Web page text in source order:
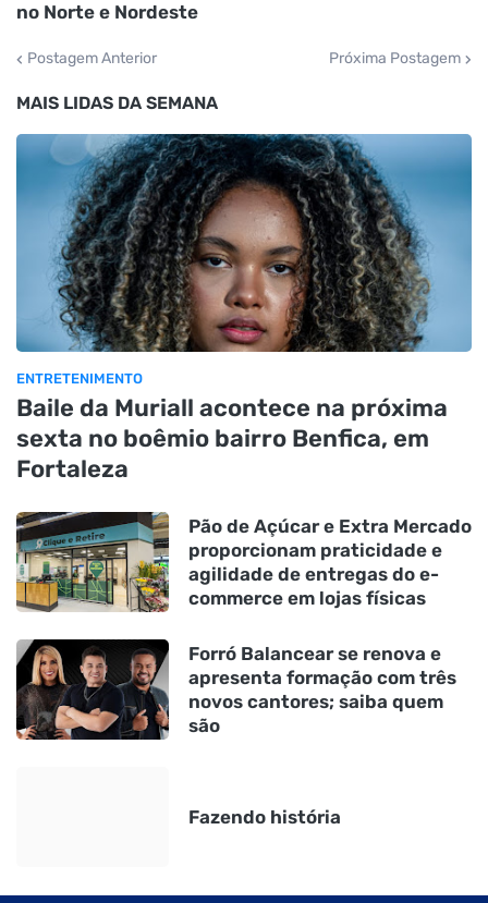
no Norte e Nordeste
Postagem Anterior Próxima Postagem
MAIS LIDAS DA SEMANA
ENTRETENIMENTO
Baile da Muriall acontece na próxima
sexta no boêmio bairro Benfica, em
Fortaleza
Pão de Açúcar e Extra Mercado
proporcionam praticidade e
agilidade de entregas do e-
commerce em lojas físicas
Forró Balancear se renova e
apresenta formação com três
novos cantores; saiba quem
são
Fazendo história